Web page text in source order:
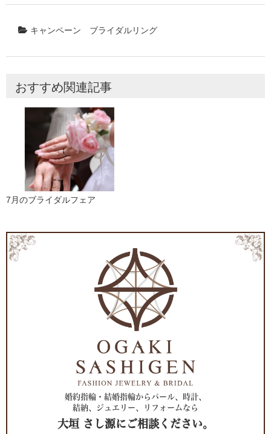
キャンペーン ブライダルリング
おすすめ関連記事
7月のブライダルフェア
婚約指輪・結婚指輪からパール、時計、
結納、ジュエリー、リフォームなら
大垣 さし源にご相談ください。